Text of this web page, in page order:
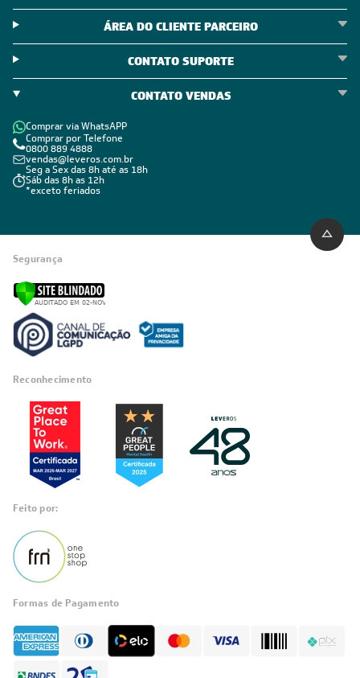
ÁREA DO CLIENTE PARCEIRO
CONTATO SUPORTE
CONTATO VENDAS
Comprar via WhatsAPP
Comprar por Telefone
0800 889 4888
vendas@leveros.com.br
Seg a Sex das 8h até as 18h
Sáb das 8h as 12h
*exceto feriados
Segurança
Reconhecimento
Feito por:
Formas de Pagamento
Fale com a LIA